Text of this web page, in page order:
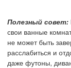
Полезный совет:
свои ванные
не может быть
расслабиться и
даже футоны,